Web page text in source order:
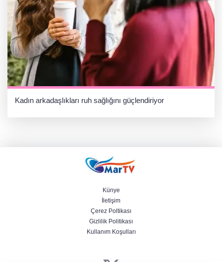
Kadın arkadaşlıkları ruh sağlığını güçlendiriyor
Künye
İletişim
Çerez Poltikası
Gizlilik Politikası
Kullanım Koşulları